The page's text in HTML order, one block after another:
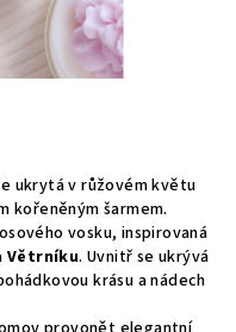
ukrytá v růžovém květu
kořeněným šarmem.
vosku, inspirovaná
Větrníku. Uvnitř se ukrývá
krásu a nádech